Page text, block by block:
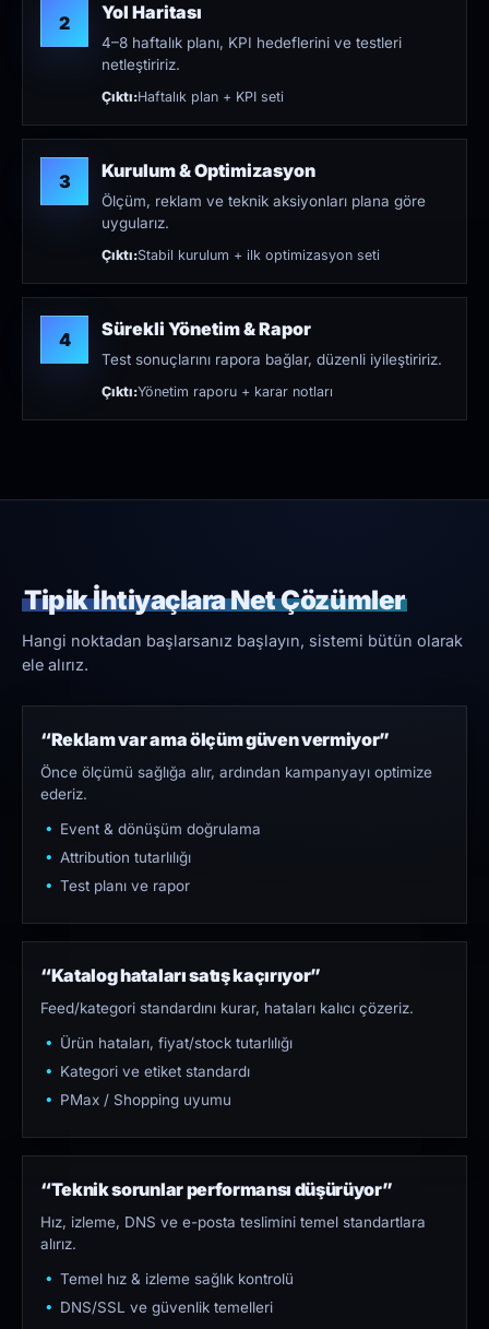
2 Yol Haritası
4–8 haftalık planı, KPI hedeflerini ve testleri
netleştiririz.
Çıktı:Haftalık plan + KPI seti
3 Kurulum & Optimizasyon
Ölçüm, reklam ve teknik aksiyonları plana göre
uygularız.
Çıktı:Stabil kurulum + ilk optimizasyon seti
4 Sürekli Yönetim & Rapor
Test sonuçlarını rapora bağlar, düzenli iyileştiririz.
Çıktı:Yönetim raporu + karar notları
Tipik İhtiyaçlara Net Çözümler
Hangi noktadan başlarsanız başlayın, sistemi bütün olarak
ele alırız.
“Reklam var ama ölçüm güven vermiyor”
Önce ölçümü sağlığa alır, ardından kampanyayı optimize
ederiz.
Event & dönüşüm doğrulama
Attribution tutarlılığı
Test planı ve rapor
“Katalog hataları satış kaçırıyor”
Feed/kategori standardını kurar, hataları kalıcı çözeriz.
Ürün hataları, fiyat/stock tutarlılığı
Kategori ve etiket standardı
PMax / Shopping uyumu
“Teknik sorunlar performansı düşürüyor”
Hız, izleme, DNS ve e-posta teslimini temel standartlara
alırız.
Temel hız & izleme sağlık kontrolü
DNS/SSL ve güvenlik temelleri